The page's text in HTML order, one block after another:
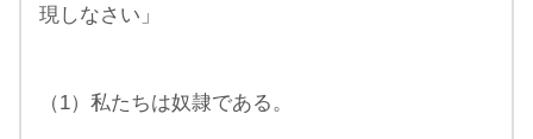
現しなさい」
（1）私たちは奴隷である。